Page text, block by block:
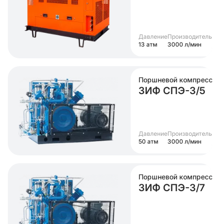
Давление
13 атм
3000 л/мин
Поршневой
ЗИФ СПЭ-3/5
Давление
50 атм
3000 л/мин
Поршневой
ЗИФ СПЭ-3/7